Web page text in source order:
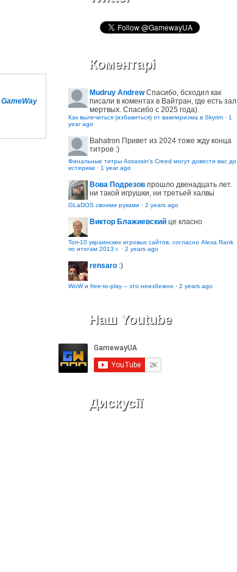
GameWay
Коментарі
Mudruy Andrew Спасибо, бсходил как
писали в коментах в Вайтран, где есть зал
мертвых. Спасибо с 2025 года)
Как вылечиться (избавиться) от вампиризма в Skyrim · 1
year ago
Bahatron Привет из 2024 тоже жду конца
титров :)
Финальные титры Assassin’s Creed могут довести вас до
истерики · 1 year ago
Вова Подрезов прошло двенадцать лет.
ни такой игрушки, ни третьей халвьі
GLaDOS своими руками · 2 years ago
Виктор Блажиевский це класно
Топ-10 украинских игровых сайтов, согласно Alexa Rank
по итогам 2013 г. · 2 years ago
rensaro :)
WoW и free-to-play – это неизбежно · 2 years ago
Наш Youtube
Дискусії